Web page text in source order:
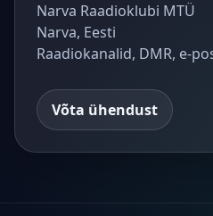
Narva Raadioklubi MTÜ
Narva, Eesti
Raadiokanalid, DMR, e-
Võta ühendust